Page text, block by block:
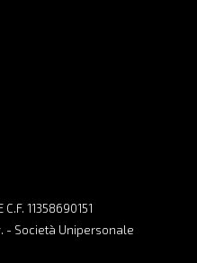
11358690151
- Società Unipersonale